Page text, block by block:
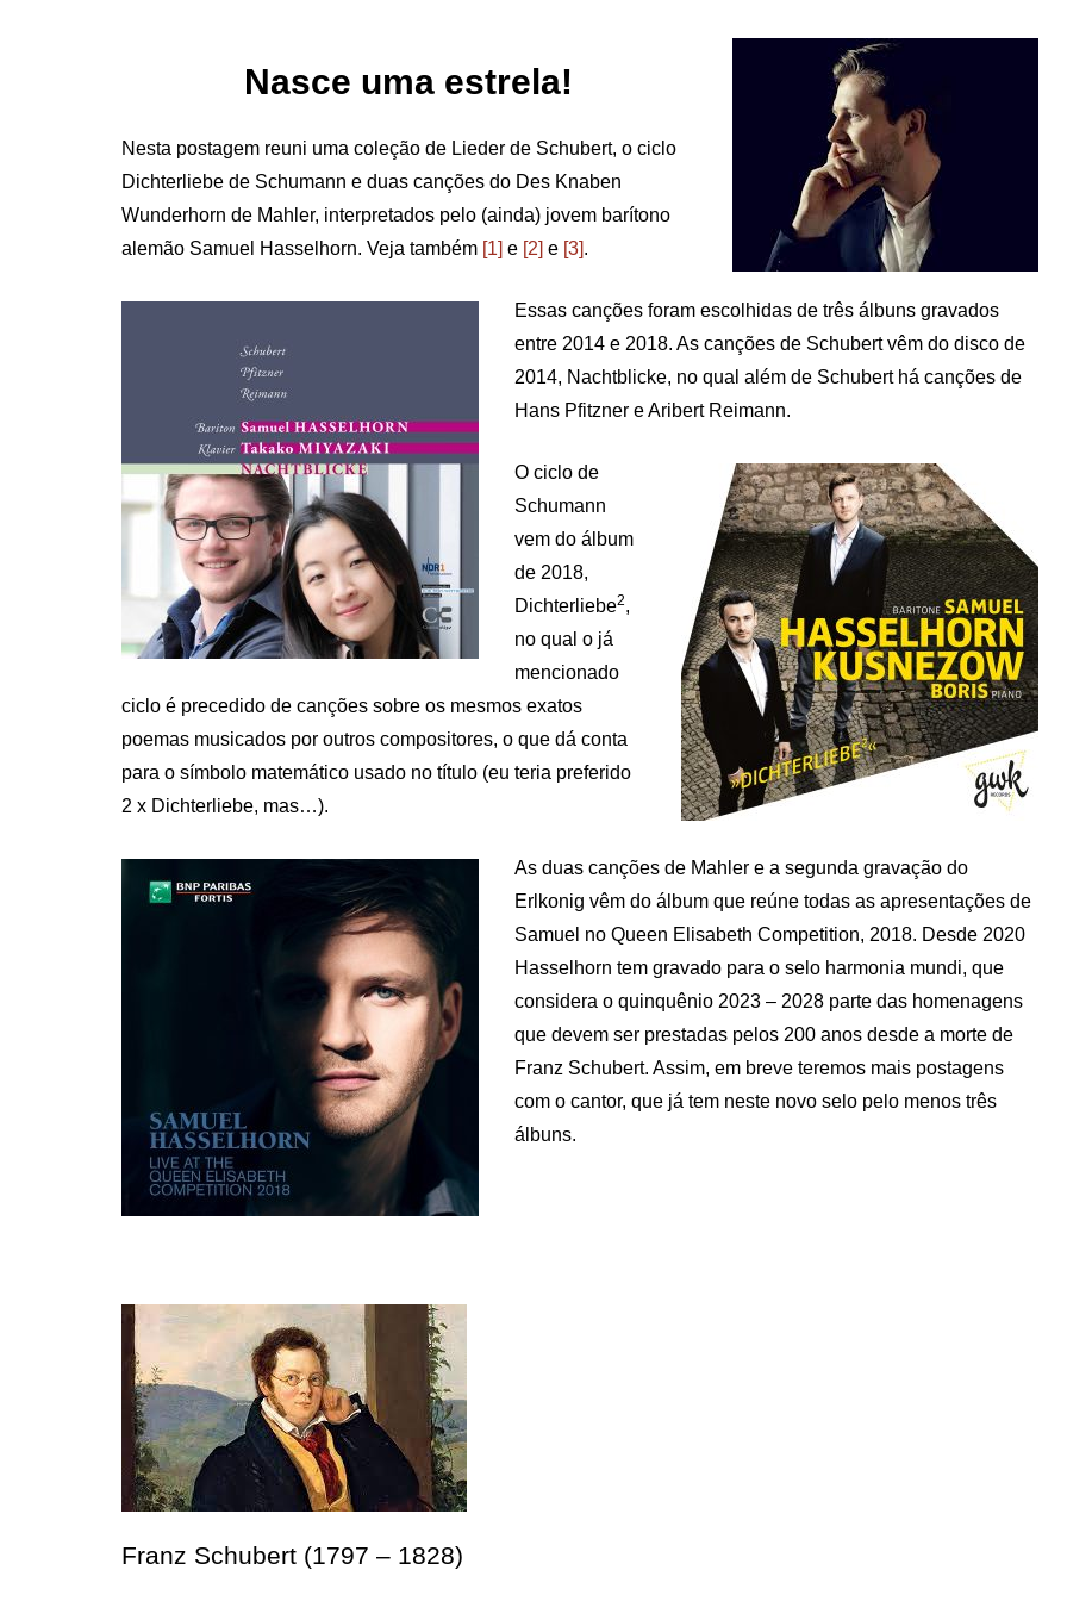
Nasce uma estrela!
Nesta postagem reuni uma coleção de Lieder de Schubert, o ciclo
Dichterliebe de Schumann e duas canções do Des Knaben
Wunderhorn de Mahler, interpretados pelo (ainda) jovem barítono
alemão Samuel Hasselhorn. Veja também [1] e [2] e [3].
Essas canções foram escolhidas de três álbuns gravados
entre 2014 e 2018. As canções de Schubert vêm do disco de
2014, Nachtblicke, no qual além de Schubert há canções de
Hans Pfitzner e Aribert Reimann.
O ciclo de
Schumann
vem do álbum
de 2018,
Dichterliebe2,
no qual o já
mencionado
ciclo é precedido de canções sobre os mesmos exatos
poemas musicados por outros compositores, o que dá conta
para o símbolo matemático usado no título (eu teria preferido
2 x Dichterliebe, mas…).
As duas canções de Mahler e a segunda gravação do
Erlkonig vêm do álbum que reúne todas as apresentações de
Samuel no Queen Elisabeth Competition, 2018. Desde 2020
Hasselhorn tem gravado para o selo harmonia mundi, que
considera o quinquênio 2023 – 2028 parte das homenagens
que devem ser prestadas pelos 200 anos desde a morte de
Franz Schubert. Assim, em breve teremos mais postagens
com o cantor, que já tem neste novo selo pelo menos três
álbuns.
Franz Schubert (1797 – 1828)